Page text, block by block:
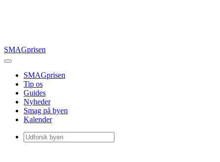
SMAGprisen
SMAGprisen
Tip os
Guides
Nyheder
Smag på byen
Kalender